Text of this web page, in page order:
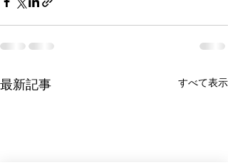
最新記事 すべて表示